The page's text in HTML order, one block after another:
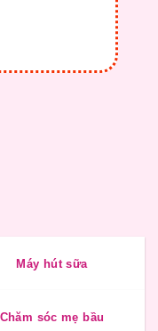
Máy hút sữa
Chăm sóc mẹ bầu